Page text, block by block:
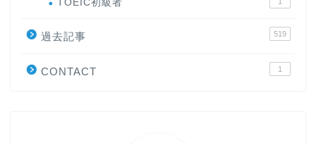
TOEIC初級者 1
過去記事 519
CONTACT 1